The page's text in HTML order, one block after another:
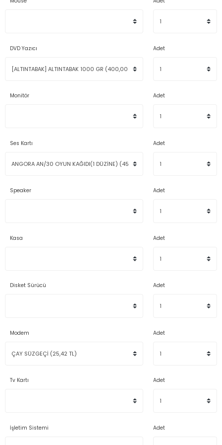
DVD Yazıcı Adet
Monitör Adet
Ses Kartı Adet
Speaker Adet
Kasa Adet
Disket Sürücü Adet
Modem Adet
Tv Kartı Adet
İşletim Sistemi Adet